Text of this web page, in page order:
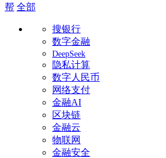
帮 全部
搜银行
数字金融
DeepSeek
隐私计算
数字人民币
网络支付
金融AI
区块链
金融云
物联网
金融安全